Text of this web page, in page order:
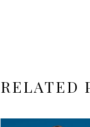
RELATED